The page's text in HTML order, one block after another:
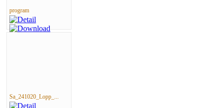
program
Sa_241020_Lopp_...